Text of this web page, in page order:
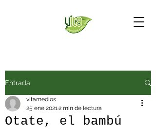
Entrada
Otate, el bambú
vitamedios
25 ene 20212 min de lectura